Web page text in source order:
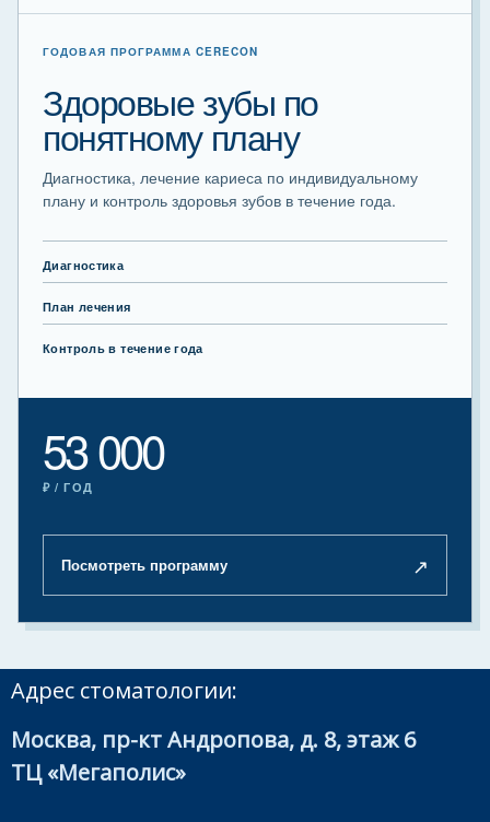
ГОДОВАЯ ПРОГРАММА CERECON
Здоровые зубы по
понятному плану
Диагностика, лечение кариеса по индивидуальному
плану и контроль здоровья зубов в течение года.
Диагностика
План лечения
Контроль в течение года
53 000
₽ / ГОД
Посмотреть программу ↗
Адрес стоматологии:
Москва, пр-кт Андропова, д. 8, этаж 6
ТЦ «Мегаполис»